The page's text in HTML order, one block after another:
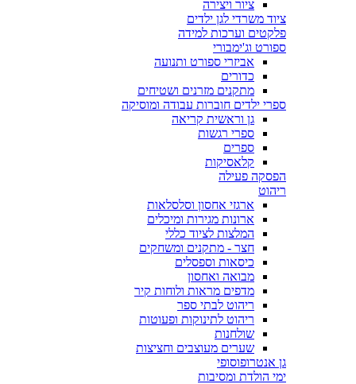
ציור ויצירה
ציוד משרדי לגן ילדים
פלקטים וערכות למידה
ספורט וג'ימבורי
אביזרי ספורט ותנועה
כדורים
מתקנים מזרנים ושטיחים
ספרי ילדים חוברות עבודה ומוסיקה
גן וראשית קריאה
ספרי רגשות
ספרים
קלאסיקות
הפסקה פעילה
ריהוט
ארגזי אחסון וסלסלאות
ארונות מגירות ומיכלים
המלצות לציוד כללי
חצר - מתקנים ומשחקים
כיסאות וספסלים
מבואה ואחסון
מדפים מראות ולוחות קיר
ריהוט לבתי ספר
ריהוט לתינוקות ופעוטות
שולחנות
שערים מעוצבים וחציצות
גן אנטרופוסופי
ימי הולדת ומסיבות